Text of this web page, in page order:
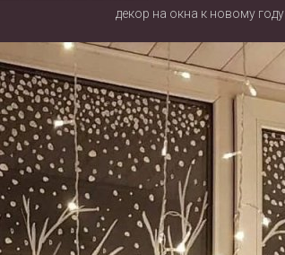
декор на окна к новому году